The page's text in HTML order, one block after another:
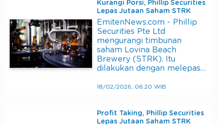
Kurangi Porsi, Phillip Securities
Lepas Jutaan Saham STRK
EmitenNews.com - Phillip
Securities Pte Ltd
mengurangi timbunan
saham Lovina Beach
Brewery (STRK). Itu
dilakukan dengan melepas…
18/02/2026, 06:20 WIB
Profit Taking, Phillip Securities
Lepas Jutaan Saham STRK